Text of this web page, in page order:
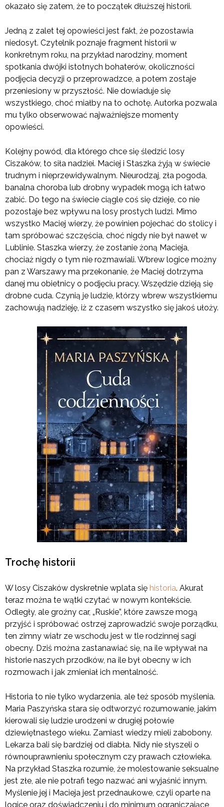
okazało się zatem, że to początek dłuższej historii.
Jedną z zalet tej opowieści jest fakt, że pozostawia
niedosyt. Czytelnik poznaje fragment historii w
konkretnym roku, na przykład narodziny, moment
spotkania dwójki istotnych bohaterów, okoliczności
podjęcia decyzji o przeprowadzce, a potem zostaje
przeniesiony w przyszłość. Nie dowiaduje się
wszystkiego, choć miałby na to ochotę. Autorka pozwala
mu tylko obserwować najważniejsze momenty
opowieści.
Kolejny powód, dla którego chce się śledzić losy
Ciszaków, to siła nadziei. Maciej i Staszka żyją w świecie
trudnym i nieprzewidywalnym. Nieurodzaj, zła pogoda,
banalna choroba lub drobny wypadek mogą ich łatwo
zabić. Do tego na świecie ciągle coś się dzieje, co nie
pozostaje bez wpływu na losy prostych ludzi. Mimo
wszystko Maciej wierzy, że powinien pojechać do stolicy i
tam spróbować szczęścia, choć nigdy nie był nawet w
Lublinie. Staszka wierzy, że zostanie żoną Macieja,
chociaż nigdy o tym nie rozmawiali. Wbrew logice możny
pan z Warszawy ma przekonanie, że Maciej dotrzyma
danej mu obietnicy o podjęciu pracy. Wszędzie dzieją się
drobne cuda. Czynią je ludzie, którzy wbrew wszystkiemu
zachowują nadzieję, iż z czasem wszystko się jakoś ułoży.
Trochę historii
W losy Ciszaków dyskretnie wplata się historia. Akurat
teraz można te wątki czytać w nowym kontekście.
Odległy, ale groźny car, „Ruskie”, które zawsze mogą
przyjść i spróbować ostrzej zaprowadzić swoje porządku,
ten zimny wiatr ze wschodu jest w tle rodzinnej sagi
obecny. Dziś można zastanawiać się, na ile wpływał na
historie naszych przodków, na ile był obecny w ich
rozmowach i jak zmieniał ich mentalność.
Historia to nie tylko wydarzenia, ale też sposób myślenia.
Maria Paszyńska stara się odtworzyć rozumowanie, jakim
kierowali się ludzie urodzeni w drugiej połowie
dziewiętnastego wieku. Zamiast wiedzy mieli zabobony.
Lekarza bali się bardziej od diabła. Nidy nie słyszeli o
równouprawnieniu społecznym czy prawach człowieka.
Na przykład Staszka rozumie, że molestowanie seksualne
jest złe, ale nie potrafi tego nazwać ani wyjaśnić innym.
Myślenie jej i Macieja jest przednaukowe, czyli oparte na
logice oraz doświadczeniu i do minimum ograniczające